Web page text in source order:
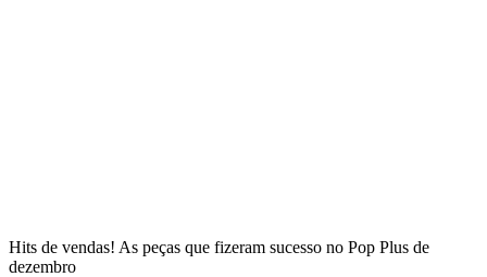
Hits de vendas! As peças que fizeram sucesso no Pop Plus de
dezembro